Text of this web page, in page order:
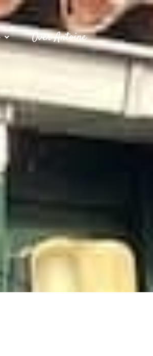
Over Antoine